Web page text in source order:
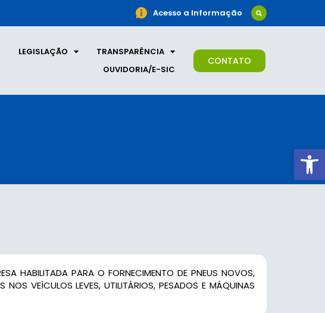
Acesso a Informação
LEGISLAÇÃO
TRANSPARÊNCIA
OUVIDORIA/E-SIC
CONTATO
HABILITADA PARA O FORNECIMENTO DE PNEUS NOVOS,
VEÍCULOS LEVES, UTILITÁRIOS, PESADOS E MÁQUINAS